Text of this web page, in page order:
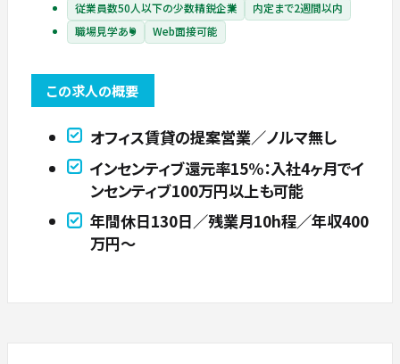
従業員数50人以下の少数精鋭企業
内定まで2週間以内
職場見学あり
Web面接可能
この求人の概要
オフィス賃貸の提案営業／ノルマ無し
インセンティブ還元率15%：入社4ヶ月でイ
ンセンティブ100万円以上も可能
年間休日130日／残業月10h程／年収400
万円～